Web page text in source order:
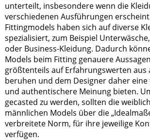
unterteilt, insbesondere wenn die
verschiedenen Ausführungen
Fittingmodels haben sich auf diverse
spezialisiert, zum Beispiel
oder Business-Kleidung. Dadurch
Models beim Fitting genauere
größtenteils auf Erfahrungswerten aus
beruhen und dem Designer daher
und authentischere Meinung bieten.
gecasted zu werden, sollten die
männlichen Models über die
verbreitete Norm, für ihre jeweilige
verfügen.